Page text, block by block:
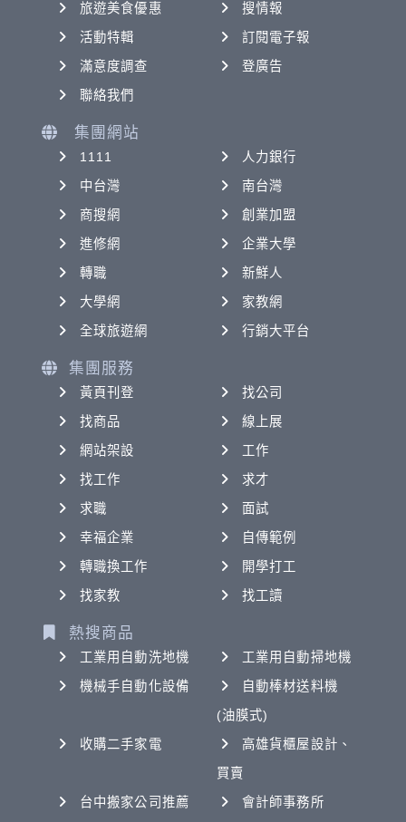
旅遊美食優惠
搜情報
活動特輯
訂閱電子報
滿意度調查
登廣告
聯絡我們
集團網站
1111
人力銀行
中台灣
南台灣
商搜網
創業加盟
進修網
企業大學
轉職
新鮮人
大學網
家教網
全球旅遊網
行銷大平台
集團服務
黃頁刊登
找公司
找商品
線上展
網站架設
工作
找工作
求才
求職
面試
幸福企業
自傳範例
轉職換工作
開學打工
找家教
找工讀
熱搜商品
工業用自動洗地機
工業用自動掃地機
機械手自動化設備
自動棒材送料機
(油膜式)
收購二手家電
高雄貨櫃屋設計、
買賣
台中搬家公司推薦
會計師事務所